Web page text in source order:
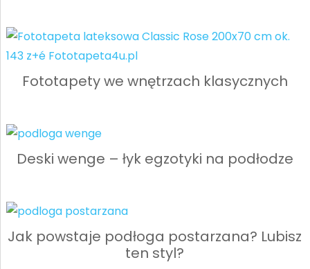
Fototapety we wnętrzach klasycznych
Deski wenge – łyk egzotyki na podłodze
Jak powstaje podłoga postarzana? Lubisz
ten styl?